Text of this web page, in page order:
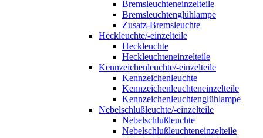
Bremsleuchteneinzelteile
Bremsleuchtenglühlampe
Zusatz-Bremsleuchte
Heckleuchte/-einzelteile
Heckleuchte
Heckleuchteneinzelteile
Kennzeichenleuchte/-einzelteile
Kennzeichenleuchte
Kennzeichenleuchteneinzelteile
Kennzeichenleuchtenglühlampe
Nebelschlußleuchte/-einzelteile
Nebelschlußleuchte
Nebelschlußleuchteneinzelteile